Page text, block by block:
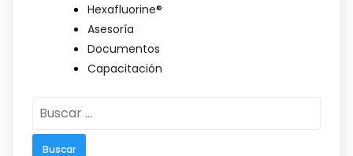
Hexafluorine®
Asesoría
Documentos
Capacitación
Buscar: